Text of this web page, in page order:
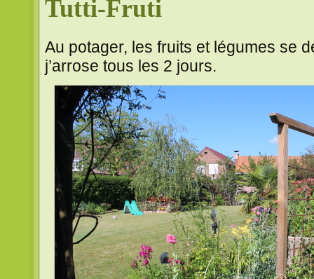
Tutti-Fruti
Au potager, les fruits et légumes se
j’arrose tous les 2 jours.